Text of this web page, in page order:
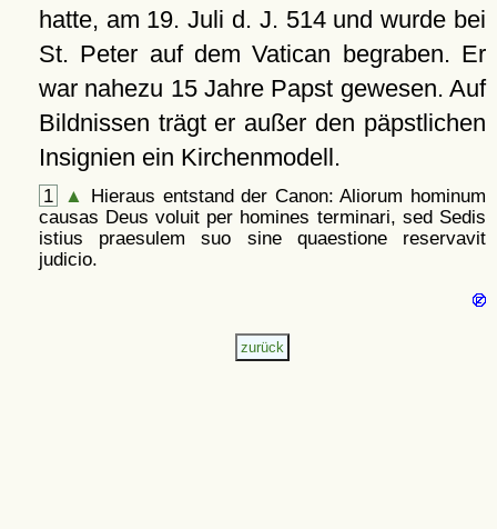
hatte, am 19. Juli d. J. 514 und wurde bei
St. Peter auf dem Vatican begraben. Er
war nahezu 15 Jahre Papst gewesen. Auf
Bildnissen trägt er außer den päpstlichen
Insignien ein Kirchenmodell.
1 ▲
Hieraus entstand der Canon: Aliorum hominum
causas Deus voluit per homines terminari, sed Sedis
istius praesulem suo sine quaestione reservavit
judicio.